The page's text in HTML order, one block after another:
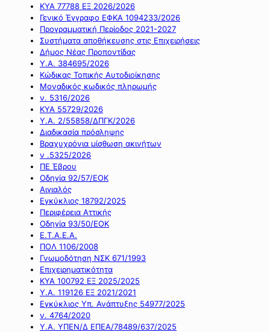
ΚΥΑ 77788 ΕΞ 2026/2026
Γενικό Έγγραφο ΕΦΚΑ 1094233/2026
Προγραμματική Περίοδος 2021-2027
Συστήματα αποθήκευσης στις Επιχειρήσεις
Δήμος Νέας Προποντίδας
Υ.Α. 384695/2026
Κώδικας Τοπικής Αυτοδιοίκησης
Μοναδικός κωδικός πληρωμής
ν. 5316/2026
ΚΥΑ 55729/2026
Υ.Α. 2/55858/ΔΠΓΚ/2026
Διαδικασία πρόσληψης
Βραχυχρόνια μίσθωση ακινήτων
ν .5325/2026
ΠΕ Έβρου
Οδηγία 92/57/ΕΟΚ
Αιγιαλός
Εγκύκλιος 18792/2025
Περιφέρεια Αττικής
Οδηγία 93/50/ΕΟΚ
Ε.Τ.Α.Ε.Α.
ΠΟΛ 1106/2008
Γνωμοδότηση ΝΣΚ 671/1993
Επιχειρηματικότητα
ΚΥΑ 100792 ΕΞ 2025/2025
Υ.Α. 119126 ΕΞ 2021/2021
Εγκύκλιος Υπ. Ανάπτυξης 54977/2025
ν. 4764/2020
Υ.Α. ΥΠΕΝ/Δ ΕΠΕΑ/78489/637/2025